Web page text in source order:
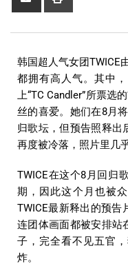
韩国超人气女团TWICE
都拥有高人气。其中
上“TC Candler”所票选
丝的喜爱。她们在8月
归歌坛，但预告照释出
再度被冷落，照片里几
TWICE在这个8月回归
期，因此这个月也被
TWICE最新释出的预
连团体画面都被安排站
子，完全看不见五官
炸。